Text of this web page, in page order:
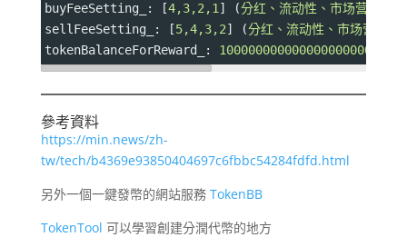
buyFeeSetting_
: [4,3,2,1 ] (分红、流动性、市场营销、
sellFeeSetting_
: [5,4,3,2] (分红、流动性、市场营销、
tokenBalanceForReward_
:
參考資料
https://min.news/zh-
tw/tech/b4369e93850404697c6fbbc54284fdfd.html
另外一個一鍵發幣的網站服務 TokenBB
TokenTool 可以學習創建分潤代幣的地方